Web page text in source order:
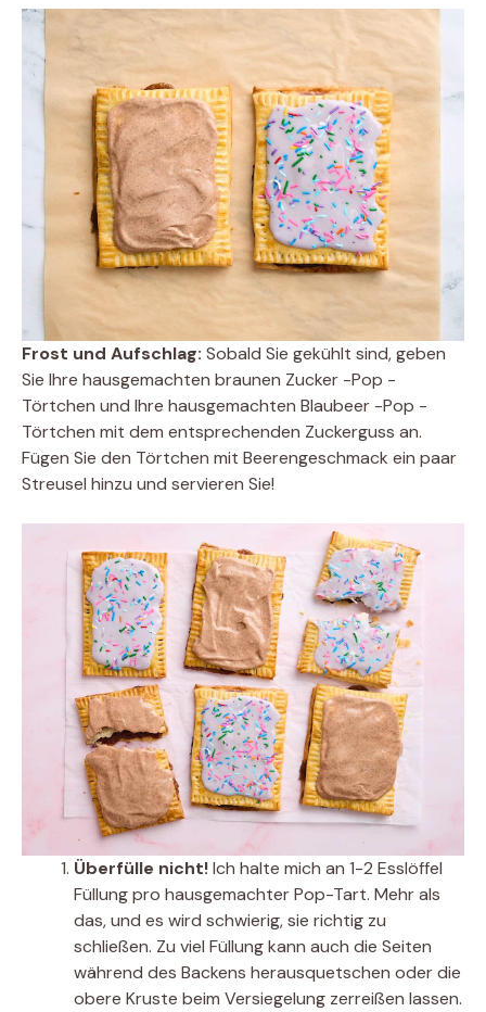
Frost und Aufschlag: Sobald Sie gekühlt sind, geben
Sie Ihre hausgemachten braunen Zucker -Pop -
Törtchen und Ihre hausgemachten Blaubeer -Pop -
Törtchen mit dem entsprechenden Zuckerguss an.
Fügen Sie den Törtchen mit Beerengeschmack ein paar
Streusel hinzu und servieren Sie!
Überfülle nicht!Ich halte mich an 1-2 Esslöffel
Füllung pro hausgemachter Pop-Tart. Mehr als
das, und es wird schwierig, sie richtig zu
schließen. Zu viel Füllung kann auch die Seiten
während des Backens herausquetschen oder die
obere Kruste beim Versiegelung zerreißen lassen.